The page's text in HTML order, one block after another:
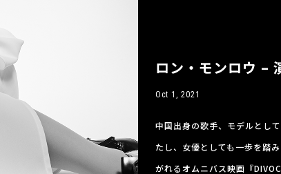
ロン・モンロウ –
Oct 1, 2021
中国出身の歌手、モデルとし
たし、女優としても一歩を踏
がれるオムニバス映画『